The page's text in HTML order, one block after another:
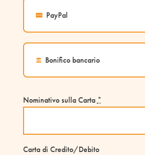
PayPal
Bonifico bancario
Nominativo sulla Carta *
Carta di Credito/Debito